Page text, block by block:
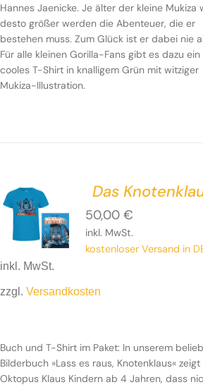
Hannes Jaenicke. Je älter der kleine Mukiza
desto größer werden die Abenteuer, die er
bestehen muss. Zum Glück ist er dabei nie
Für alle kleinen Gorilla-Fans gibt es dazu ein
cooles T-Shirt in knalligem Grün mit witziger
Mukiza-Illustration.
Das
50,00 €
inkl. MwSt.
kostenloser Versand in
inkl. MwSt.
zzgl. Versandkosten
Buch und T-Shirt im Paket: In unserem
Bilderbuch »Lass es raus, Knotenklaus« zeigt
Oktopus Klaus Kindern ab 4 Jahren, dass